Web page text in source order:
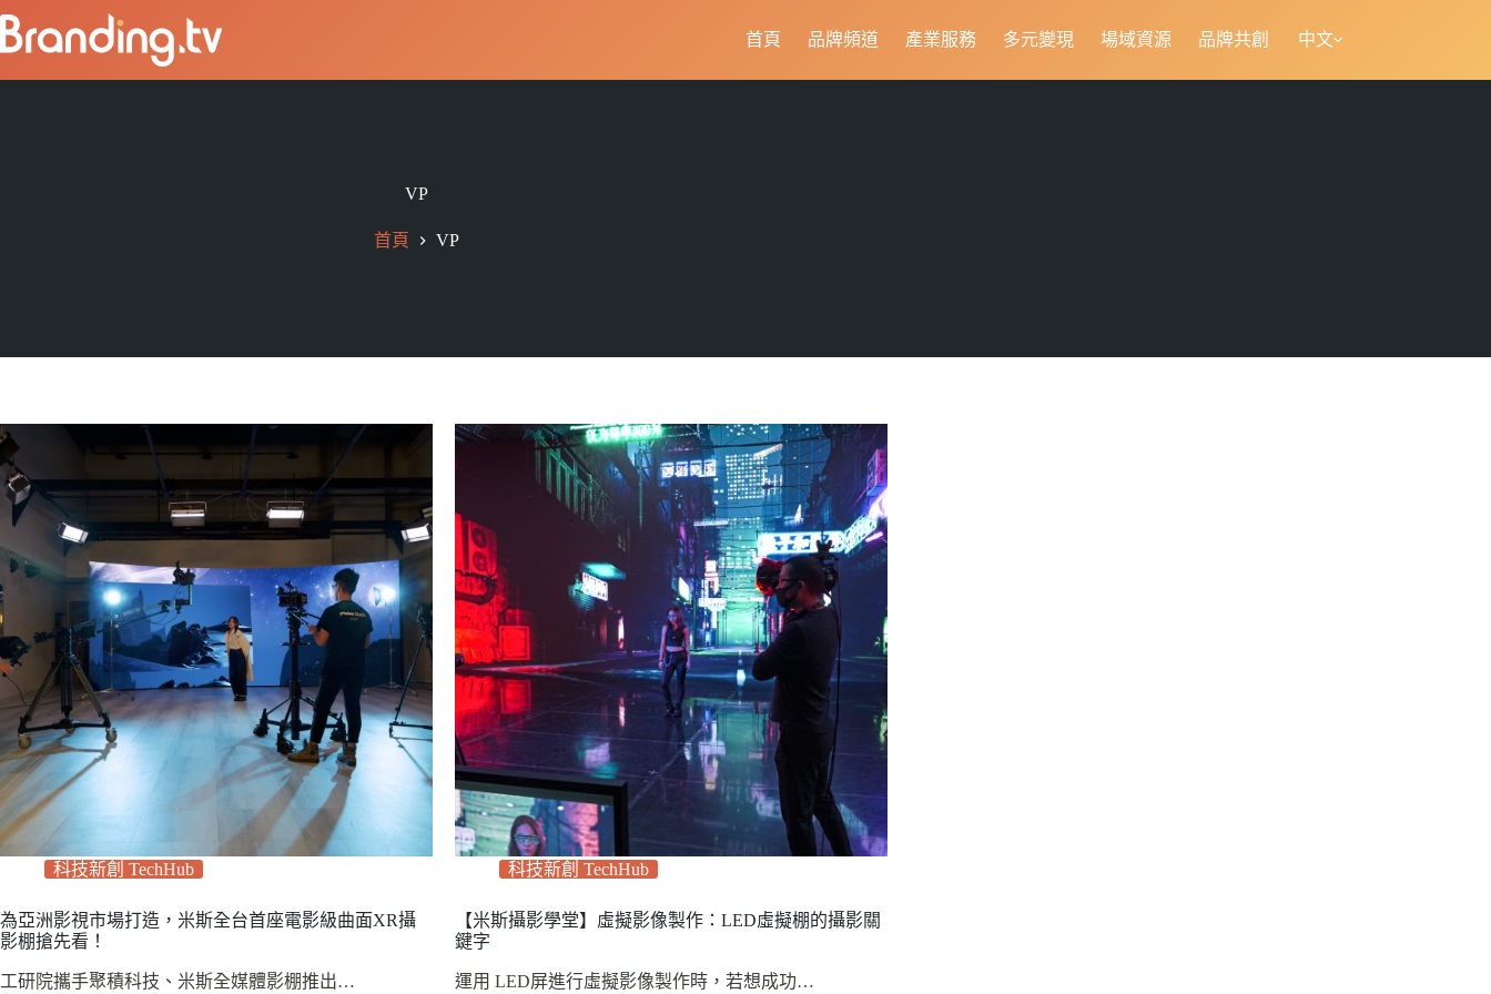
首頁 品牌頻道 產業服務 多元變現 場域資源 品牌共創 中文
VP
首頁 VP
科技新創 TechHub
為亞洲影視市場打造，米斯全台首座電影級曲面XR攝
影棚搶先看！
工研院攜手聚積科技、米斯全媒體影棚推出…
科技新創 TechHub
【米斯攝影學堂】虛擬影像製作：LED虛擬棚的攝影關
鍵字
運用 LED屏進行虛擬影像製作時，若想成功…